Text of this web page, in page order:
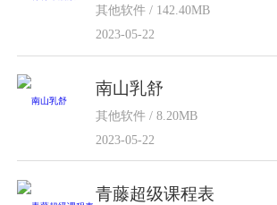
其他软件 / 142.40MB
2023-05-22
南山乳舒
其他软件 / 8.20MB
2023-05-22
青藤超级课程表